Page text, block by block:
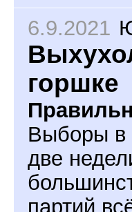
6.9.2021
горшке
Выборы в
две
партий